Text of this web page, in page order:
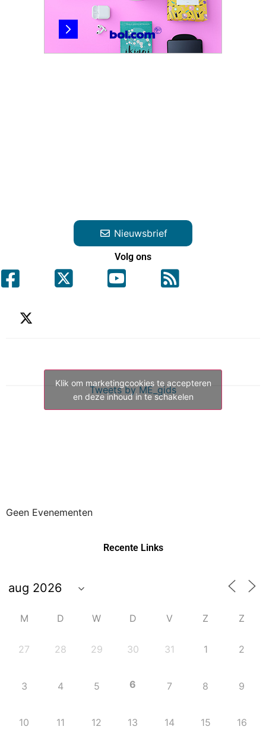
Nieuwsbrief
Volg ons
Tweets by ME_gids
Klik om marketingcookies te accepteren
en deze inhoud in te schakelen
Geen Evenementen
Recente Links
M D W D V Z Z
27 28 29 30 31 1 2
3 4 5 6 7 8 9
10 11 12 13 14 15 16